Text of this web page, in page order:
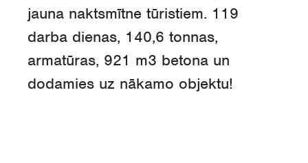
jauna naktsmītne tūristiem. 119
darba dienas, 140,6 tonnas,
armatūras, 921 m3 betona un
dodamies uz nākamo objektu!